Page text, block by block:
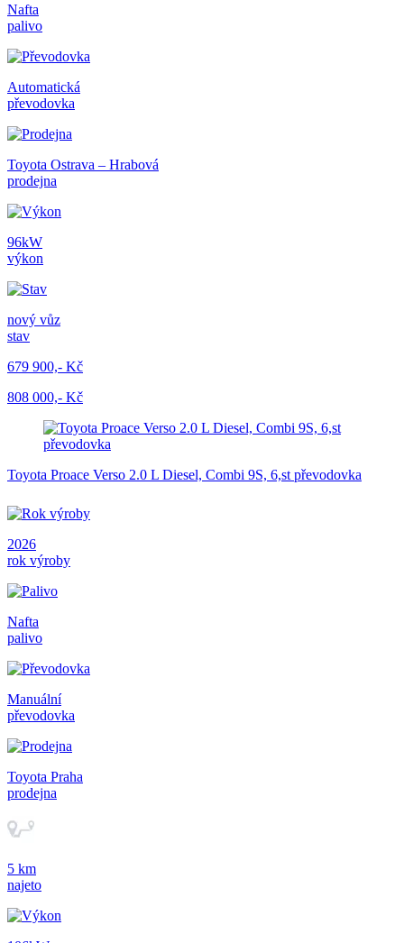
Nafta
palivo
Automatická
převodovka
Toyota Ostrava – Hrabová
prodejna
96kW
výkon
nový vůz
stav
679 900,- Kč
808 000,- Kč
Toyota Proace Verso 2.0 L Diesel, Combi 9S, 6,st převodovka
2026
rok výroby
Nafta
palivo
Manuální
převodovka
Toyota Praha
prodejna
5 km
najeto